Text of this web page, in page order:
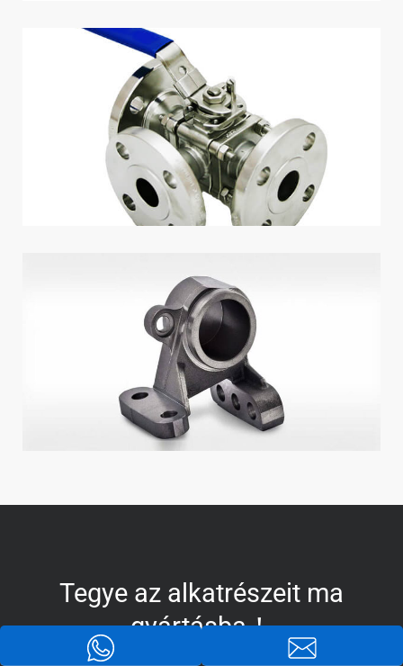
Tegye az alkatrészeit ma
gyártásba！